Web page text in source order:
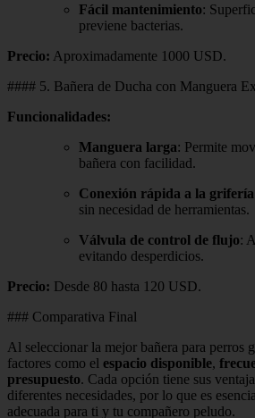
Fácil mantenimiento:
previene bacterias.
Precio: Aproximadamente 1000 USD.
#### 5. Bañera de Ducha con Manguera
Funcionalidades:
Manguera larga: Permite
bañera con facilidad.
Conexión rápida a la grifería
sin necesidad de herramientas.
Válvula de control de flujo:
evitando desperdicios.
Precio: Desde 80 hasta 120 USD.
### Comparativa Final
Al seleccionar la mejor bañera para perros
factores como el espacio disponible,
presupuesto. Cada opción tiene sus
diferentes necesidades, por lo que es
adecuada para ti y tu compañero peludo.